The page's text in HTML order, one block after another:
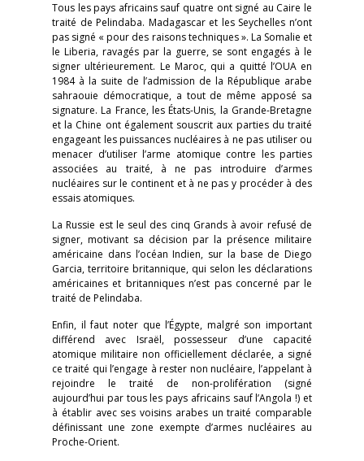
Tous les pays africains sauf quatre ont signé au Caire le
traité de Pelindaba. Madagascar et les Seychelles n’ont
pas signé « pour des raisons techniques ». La Somalie et
le Liberia, ravagés par la guerre, se sont engagés à le
signer ultérieurement. Le Maroc, qui a quitté l’OUA en
1984 à la suite de l’admission de la République arabe
sahraouie démocratique, a tout de même apposé sa
signature. La France, les États-Unis, la Grande-Bretagne
et la Chine ont également souscrit aux parties du traité
engageant les puissances nucléaires à ne pas utiliser ou
menacer d’utiliser l’arme atomique contre les parties
associées au traité, à ne pas introduire d’armes
nucléaires sur le continent et à ne pas y procéder à des
essais atomiques.
La Russie est le seul des cinq Grands à avoir refusé de
signer, motivant sa décision par la présence militaire
américaine dans l’océan Indien, sur la base de Diego
Garcia, territoire britannique, qui selon les déclarations
américaines et britanniques n’est pas concerné par le
traité de Pelindaba.
Enfin, il faut noter que l’Égypte, malgré son important
différend avec Israël, possesseur d’une capacité
atomique militaire non officiellement déclarée, a signé
ce traité qui l’engage à rester non nucléaire, l’appelant à
rejoindre le traité de non-prolifération (signé
aujourd’hui par tous les pays africains sauf l’Angola !) et
à établir avec ses voisins arabes un traité comparable
définissant une zone exempte d’armes nucléaires au
Proche-Orient.